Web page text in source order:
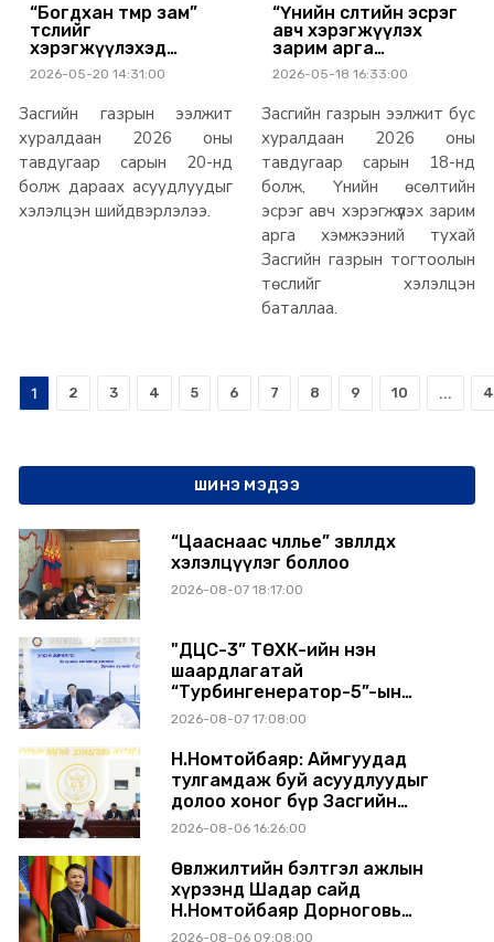
“Богдхан төмөр зам”
төслийг
хэрэгжүүлэхэд
гарсан Засгийн
газрын “маш нууц”
тогтоол,
хуралдааны
тэмдэглэлийг төрийн
нууцаас гаргалаа
2026-05-20 14:31:00
Засгийн газрын ээлжит
хуралдаан 2026 оны
тавдугаар сарын 20-нд
болж дараах асуудлуудыг
хэлэлцэн шийдвэрлэлээ.
“Үнийн өсөлтийн эсрэг
авч хэрэгжүүлэх
зарим арга
хэмжээний тухай”
Засгийн газрын
тогтоолыг баталж,
нөөцийн махны
хүртээмж,
түгээлтийг
нэмэгдүүлэхээр
боллоо
2026-05-18 16:33:00
Засгийн газрын ээлжит бус
хуралдаан 2026 оны
тавдугаар сарын 18-нд
болж, Үнийн өсөлтийн
эсрэг авч хэрэгжүүлэх зарим
арга хэмжээний тухай
Засгийн газрын тогтоолын
төслийг хэлэлцэн
баталлаа.
1 2 3 4 5 6 7 8 9 10 ...
ШИНЭ МЭДЭЭ
“Цааснаас чөлөөлье” зөвлөлдөх
хэлэлцүүлэг боллоо
2026-08-07 18:17:00
"ДЦС-3” ТӨХК-ийн нэн
шаардлагатай
“Турбингенератор-5”-ын
шинэчлэлийн төсвийг
2026-08-07 17:08:00
Н.Номтойбаяр: Аймгуудад
тулгамдаж буй асуудлуудыг
долоо хоног бүр Засгийн
газрын хуралдаанд
2026-08-06 16:26:00
Өвөлжилтийн бэлтгэл ажлын
хүрээнд Шадар сайд
Н.Номтойбаяр Дорноговь
аймагт ажиллав
2026-08-06 09:08:00